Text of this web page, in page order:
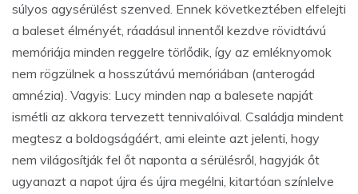
súlyos agysérülést szenved. Ennek következtében elfelejti
a baleset élményét, ráadásul innentől kezdve rövidtávú
memóriája minden reggelre törlődik, így az emléknyomok
nem rögzülnek a hosszútávú memóriában (anterogád
amnézia). Vagyis: Lucy minden nap a balesete napját
ismétli az akkora tervezett tennivalóival. Családja mindent
megtesz a boldogságáért, ami eleinte azt jelenti, hogy
nem világosítják fel őt naponta a sérülésről, hagyják őt
ugyanazt a napot újra és újra megélni, kitartóan színlelve